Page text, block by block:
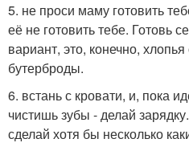
5. не проси маму готовить
её не готовить тебе. Готовь
вариант, это, конечно,
бутерброды.
6. встань с кровати, и, пока
чистишь зубы - делай
сделай хотя бы несколько